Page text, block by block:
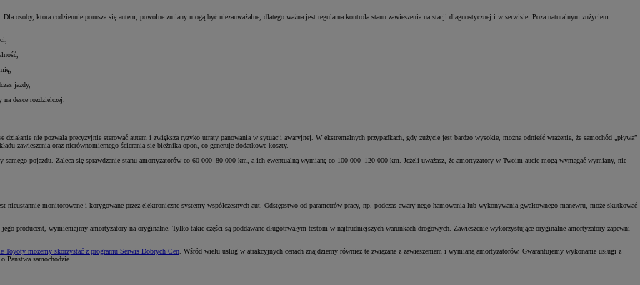
osoby, która codziennie porusza się autem, powolne zmiany mogą być niezauważalne, dlatego ważna jest regularna kontrola stanu zawieszenia na stacji diagnostycznej i w serwisie. Poza naturalnym zużyciem
jazdy,
desce rozdzielczej.
nie pozwala precyzyjnie sterować autem i zwiększa ryzyko utraty panowania w sytuacji awaryjnej. W ekstremalnych przypadkach, gdy zużycie jest bardzo wysokie, można odnieść wrażenie, że samochód „pływa”
zawieszenia oraz nierównomiernego ścierania się bieżnika opon, co generuje dodatkowe koszty.
pojazdu. Zaleca się sprawdzanie stanu amortyzatorów co 60 000–80 000 km, a ich ewentualną wymianę co 100 000–120 000 km. Jeżeli uważasz, że amortyzatory w Twoim aucie mogą wymagać wymiany, nie
nieustannie monitorowane i korygowane przez elektroniczne systemy współczesnych aut. Odstępstwo od parametrów pracy, np. podczas awaryjnego hamowania lub wykonywania gwałtownego manewru, może skutkować
producent, wymieniajmy amortyzatory na oryginalne. Tylko takie części są poddawane długotrwałym testom w najtrudniejszych warunkach drogowych. Zawieszenie wykorzystujące oryginalne amortyzatory zapewni
Toyoty możemy skorzystać z programu Serwis Dobrych Cen. Wśród wielu usług w atrakcyjnych cenach znajdziemy również te związane z zawieszeniem i wymianą amortyzatorów. Gwarantujemy wykonanie usługi z
Państwa samochodzie.